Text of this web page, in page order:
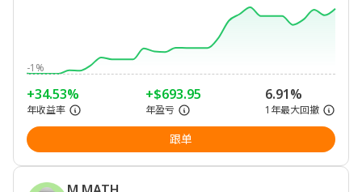
-1%
+34.53%
年收益率
+$693.95
年盈亏
6.91%
1年最大回撤
跟单